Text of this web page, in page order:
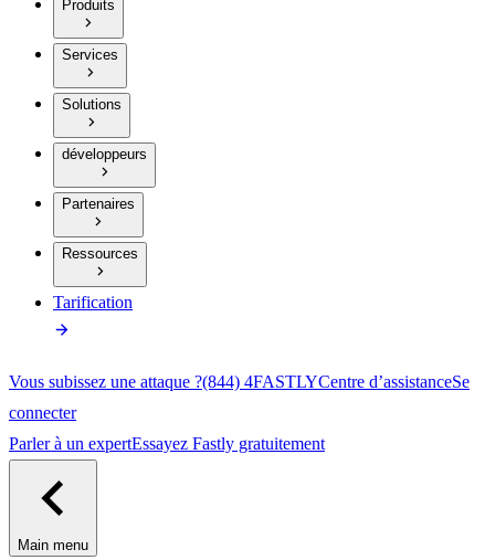
Produits
Services
Solutions
développeurs
Partenaires
Ressources
Tarification
Vous subissez une attaque ?(844) 4FASTLYCentre d’assistanceSe
connecter
Parler à un expertEssayez Fastly gratuitement
Main menu